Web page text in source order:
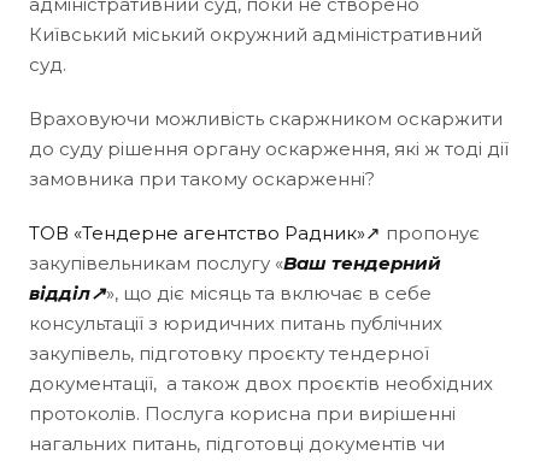
Київський міський окружний адміністративний
суд.
Враховуючи можливість скаржником оскаржити
до суду рішення органу оскарження, які ж тоді дії
замовника при такому оскарженні?
ТОВ «Тендерне агентство Радник»↗ пропонує
закупівельникам послугу «Ваш тендерний
відділ↗», що діє місяць та включає в себе
консультації з юридичних питань публічних
закупівель, підготовку проєкту тендерної
документації, а також двох проєктів необхідних
протоколів. Послуга корисна при вирішенні
нагальних питань, підготовці документів чи